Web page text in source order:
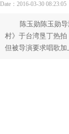
Date：2016-03-30
陈玉勋陈玉勋
村》于台湾垦丁热
但被导演要求唱歌加